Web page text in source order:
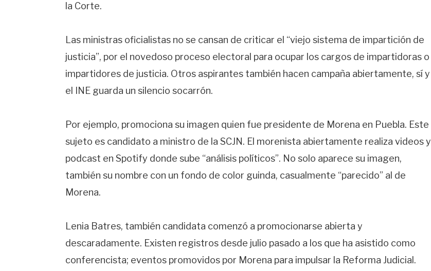
la Corte.
Las ministras oficialistas no se cansan de criticar el “viejo sistema de impartición de
justicia”, por el novedoso proceso electoral para ocupar los cargos de impartidoras o
impartidores de justicia. Otros aspirantes también hacen campaña abiertamente, sí y
el INE guarda un silencio socarrón.
Por ejemplo, promociona su imagen quien fue presidente de Morena en Puebla. Este
sujeto es candidato a ministro de la SCJN. El morenista abiertamente realiza videos y
podcast en Spotify donde sube “análisis políticos”. No solo aparece su imagen,
también su nombre con un fondo de color guinda, casualmente “parecido” al de
Morena.
Lenia Batres, también candidata comenzó a promocionarse abierta y
descaradamente. Existen registros desde julio pasado a los que ha asistido como
conferencista; eventos promovidos por Morena para impulsar la Reforma Judicial.